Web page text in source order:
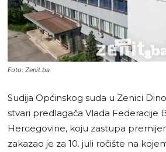
Foto: Zenit.ba
Sudija Općinskog suda u Zenici
stvari predlagača Vlada Federacije
Hercegovine, koju zastupa
zakazao je za 10. juli ročište na